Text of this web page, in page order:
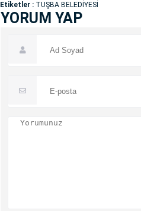
Etiketler : TUŞBA BELEDİYESİ
YORUM YAP